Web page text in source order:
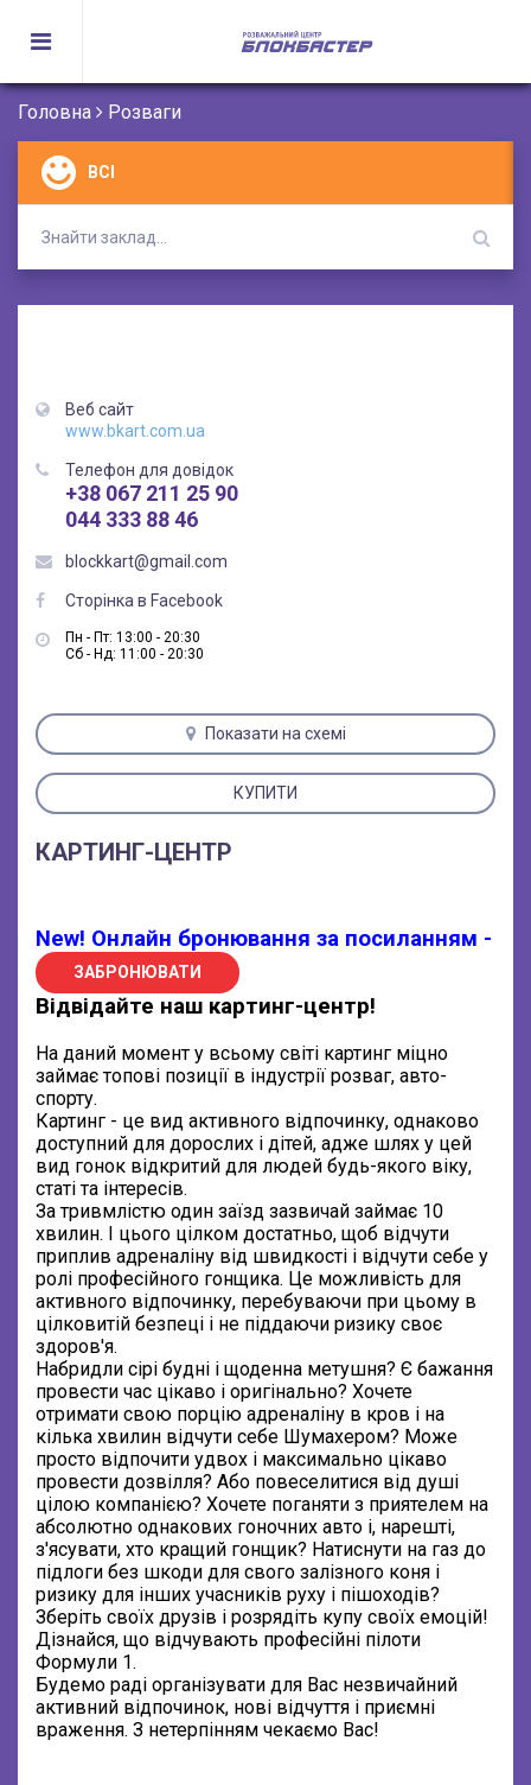
Головна Розваги
ВСІ
Веб сайт
www.bkart.com.ua
Телефон для довідок
+38 067 211 25 90
044 333 88 46
blockkart@gmail.com
Сторінка в Facebook
Пн - Пт: 13:00 - 20:30
Сб - Нд: 11:00 - 20:30
Показати на схемі
КУПИТИ
КАРТИНГ-ЦЕНТР
New! Онлайн бронювання за посиланням -
ЗАБРОНЮВАТИ
Відвідайте наш картинг-центр!
На даний момент у всьому світі картинг міцно
займає топові позиції в індустрії розваг, авто-
спорту.
Картинг - це вид активного відпочинку, однаково
доступний для дорослих і дітей, адже шлях у цей
вид гонок відкритий для людей будь-якого віку,
статі та інтересів.
За тривмлістю один заїзд зазвичай займає 10
хвилин. І цього цілком достатньо, щоб відчути
приплив адреналіну від швидкості і відчути себе у
ролі професійного гонщика. Це можливість для
активного відпочинку, перебуваючи при цьому в
цілковитій безпеці і не піддаючи ризику своє
здоров'я.
Набридли сірі будні і щоденна метушня? Є бажання
провести час цікаво і оригінально? Хочете
отримати свою порцію адреналіну в кров і на
кілька хвилин відчути себе Шумахером? Може
просто відпочити удвох і максимально цікаво
провести дозвілля? Або повеселитися від душі
цілою компанією? Хочете поганяти з приятелем на
абсолютно однакових гоночних авто і, нарешті,
з'ясувати, хто кращий гонщик? Натиснути на газ до
підлоги без шкоди для свого залізного коня і
ризику для інших учасників руху і пішоходів?
Зберіть своїх друзів і розрядіть купу своїх емоцій!
Дізнайся, що відчувають професійні пілоти
Формули 1.
Будемо раді організувати для Вас незвичайний
активний відпочинок, нові відчуття і приємні
враження. З нетерпінням чекаємо Вас!